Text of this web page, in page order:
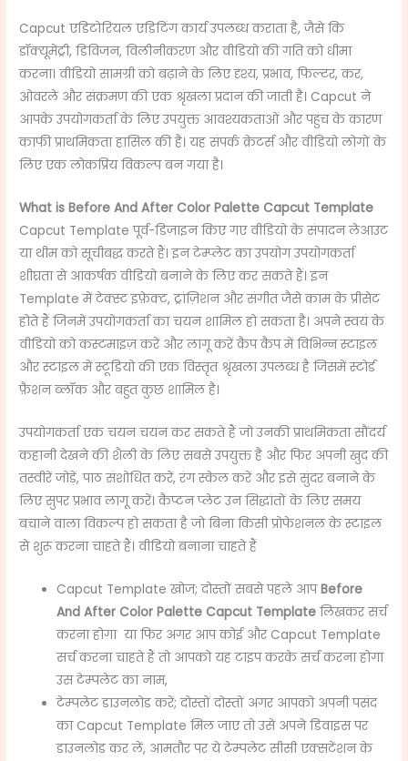
Capcut एडिटोरियल एडिटिंग कार्य उपलब्ध कराता है, जैसे कि
डॉक्यूमेंट्री, डिविजन, विलीनीकरण और वीडियो की गति को धीमा
करना। वीडियो सामग्री को बढ़ाने के लिए दृश्य, प्रभाव, फिल्टर, कर,
ओवरले और संक्रमण की एक श्रृंखला प्रदान की जाती है। Capcut ने
आपके उपयोगकर्ता के लिए उपयुक्त आवश्यकताओं और पहुंच के कारण
काफी प्राथमिकता हासिल की है। यह संपर्क क्रेटर्स और वीडियो लोगों के
लिए एक लोकप्रिय विकल्प बन गया है।
What isBefore And After Color Palette Capcut Template
Capcut Template पूर्व-डिज़ाइन किए गए वीडियो के संपादन लेआउट
या थीम को सूचीबद्ध करते हैं। इन टेम्प्लेट का उपयोग उपयोगकर्ता
शीघ्रता से आकर्षक वीडियो बनाने के लिए कर सकते हैं। इन
Template में टेक्स्ट इफ़ेक्ट, ट्रांज़िशन और संगीत जैसे काम के प्रीसेट
होते हैं जिनमें उपयोगकर्ता का चयन शामिल हो सकता है। अपने स्वयं के
वीडियो को कस्टमाइज़ करें और लागू करें कैप कैप में विभिन्न स्टाइल
और स्टाइल में स्टूडियो की एक विस्तृत श्रृंखला उपलब्ध है जिसमें स्टोर्ड
फ़ैशन ब्लॉक और बहुत कुछ शामिल है।
उपयोगकर्ता एक चयन चयन कर सकते हैं जो उनकी प्राथमिकता सौंदर्य
कहानी देखने की शैली के लिए सबसे उपयुक्त है और फिर अपनी खुद की
तस्वीरें जोड़ें, पाठ संशोधित करें, रंग स्केल करें और इसे सुंदर बनाने के
लिए सुपर प्रभाव लागू करें। कैप्टन प्लेट उन सिद्धांतों के लिए समय
बचाने वाला विकल्प हो सकता है जो बिना किसी प्रोफेशनल के स्टाइल
से शुरू करना चाहते हैं। वीडियो बनाना चाहते हैं
Capcut Template खोज; दोस्तों सबसे पहले आपBefore
And After Color Palette Capcut Template लिखकर सर्च
करना होगा या फिर अगर आप कोई और Capcut Template
सर्च करना चाहते हैं तो आपको यह टाइप करके सर्च करना होगा
उस टेम्पलेट का नाम,
टेम्पलेट डाउनलोड करें; दोस्तों दोस्तों अगर आपको अपनी पसंद
का Capcut Template मिल जाए तो उसे अपने डिवाइस पर
डाउनलोड कर लें, आमतौर पर ये टेम्पलेट सीसी एक्सटेंशन के